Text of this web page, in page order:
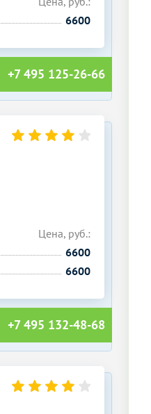
6600
+7 495 125-26-66
Цена, руб.:
6600
6600
+7 495 132-48-68